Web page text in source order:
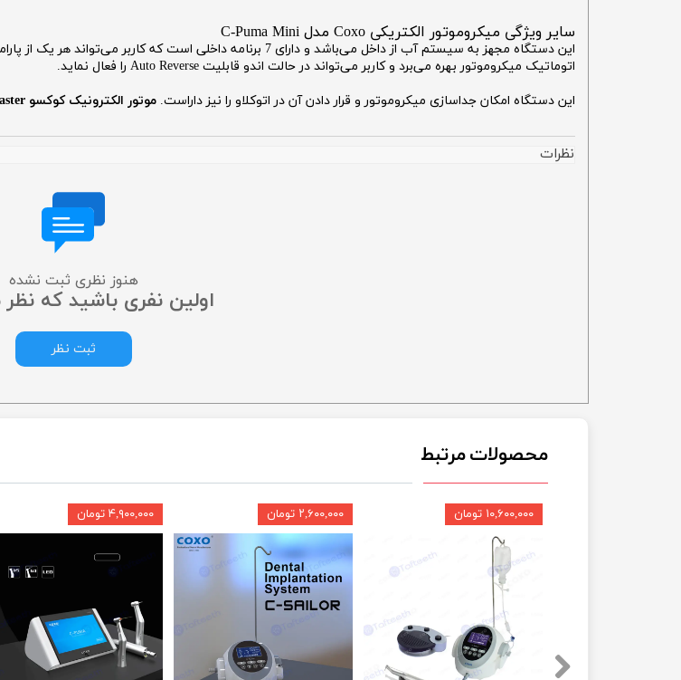
سایر ویژگی میکروموتور الکتریکی Coxo مدل C-Puma Mini
این دستگاه مجهز به سیستم آب از داخل می‌باشد و دارای 7 برنامه
اتوماتیک میکروموتور بهره می‌برد و کاربر می‌تواند در حالت اندو قابلیت Auto Reverse را فعال نماید.
این دستگاه امکان جداسازی میکروموتور و قرار دادن آن در اتوکلاو را نیز داراست. موتور الکترونیک کوکسو C-Puma Master
نظرات
هنوز نظری ثبت نشده
اولین نفری باشید که
ثبت نظر
محصولات مرتبط
۴,۹۰۰,۰۰۰ تومان ۲,۶۰۰,۰۰۰ تومان ۱۰,۶۰۰,۰۰۰ تومان